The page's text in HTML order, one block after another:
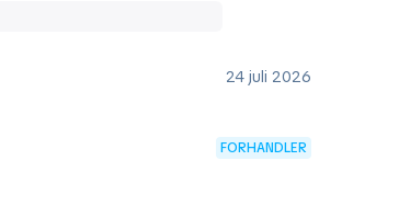
24 juli 2026
FORHANDLER